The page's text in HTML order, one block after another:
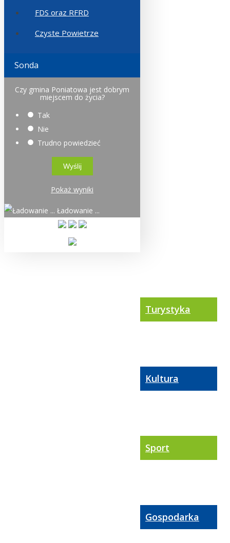
FDS oraz RFRD
Czyste Powietrze
Sonda
Czy gmina Poniatowa jest dobrym
miejscem do życia?
Tak
Nie
Trudno powiedzieć
Pokaż wyniki
Ładowanie ...
Turystyka
Kultura
Sport
Gospodarka